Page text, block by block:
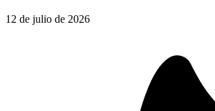
12 de julio de 2026